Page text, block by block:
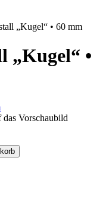
„Kugel“ • 60 mm
„Kugel“ •
Vorschaubild